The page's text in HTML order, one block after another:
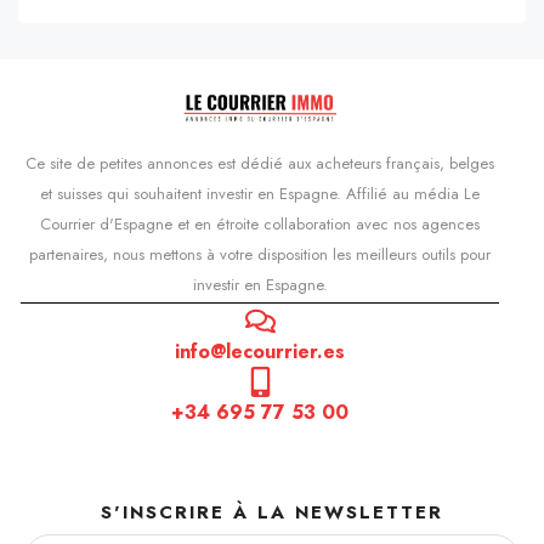
Ce site de petites annonces est dédié aux acheteurs français, belges
et suisses qui souhaitent investir en Espagne. Affilié au média Le
Courrier d'Espagne et en étroite collaboration avec nos agences
partenaires, nous mettons à votre disposition les meilleurs outils pour
investir en Espagne.
info@lecourrier.es
+34 695 77 53 00
S'INSCRIRE À LA NEWSLETTER